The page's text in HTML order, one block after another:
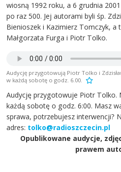
wiosną 1992 roku, a 6 grudnia
po raz 500. Jej autorami byli śp.
Bienioszek i Kazimierz Tomczyk, a
Małgorzata Furga i Piotr Tolko.
Audycję przygotowują Piotr Tolko i
w każdą sobotę o godz. 6.00.
Audycję przygotowuje Piotr Tolko.
każdą sobotę o godz. 6:00. Masz
sprawa, potrzebujesz interwencji?
adres: tolko@radioszczecin.pl
Opublikowane audycje,
prawem